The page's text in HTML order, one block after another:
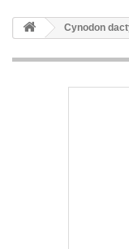
Cynodon